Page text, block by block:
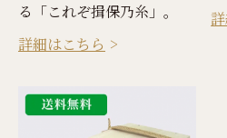
る「これぞ揖保乃糸」。
詳細はこちら